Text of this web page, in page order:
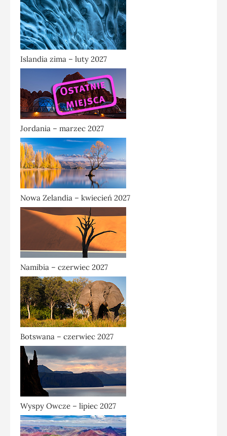
Islandia zima – luty 2027
Jordania – marzec 2027
Nowa Zelandia – kwiecień 2027
Namibia – czerwiec 2027
Botswana – czerwiec 2027
Wyspy Owcze – lipiec 2027